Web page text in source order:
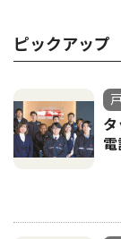
ピックアップ